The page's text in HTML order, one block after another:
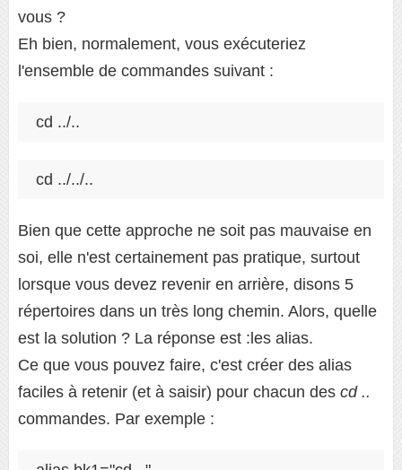
vous ?
Eh bien, normalement, vous exécuteriez
l'ensemble de commandes suivant :
cd ../..
cd ../../..
Bien que cette approche ne soit pas mauvaise en
soi, elle n'est certainement pas pratique, surtout
lorsque vous devez revenir en arrière, disons 5
répertoires dans un très long chemin. Alors, quelle
est la solution ? La réponse est :les alias.
Ce que vous pouvez faire, c'est créer des alias
faciles à retenir (et à saisir) pour chacun des cd ..
commandes. Par exemple :